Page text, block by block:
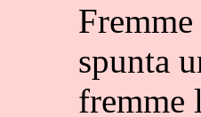
spunta
fremme